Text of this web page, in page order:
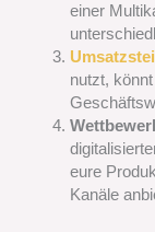
einer
nutzt,
eure
Kanäle